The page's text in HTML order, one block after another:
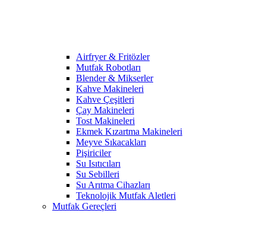
Airfryer & Fritözler
Mutfak Robotları
Blender & Mikserler
Kahve Makineleri
Kahve Çeşitleri
Çay Makineleri
Tost Makineleri
Ekmek Kızartma Makineleri
Meyve Sıkacakları
Pişiriciler
Su Isıtıcıları
Su Sebilleri
Su Arıtma Cihazları
Teknolojik Mutfak Aletleri
Mutfak Gereçleri